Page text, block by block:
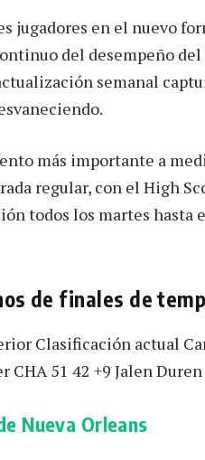
jugadores en el nuevo
del desempeño del
semanal
más importante a
regular, con el High
todos los martes hasta
de finales de
Clasificación actual
51 42 +9 Jalen
Nueva Orleans